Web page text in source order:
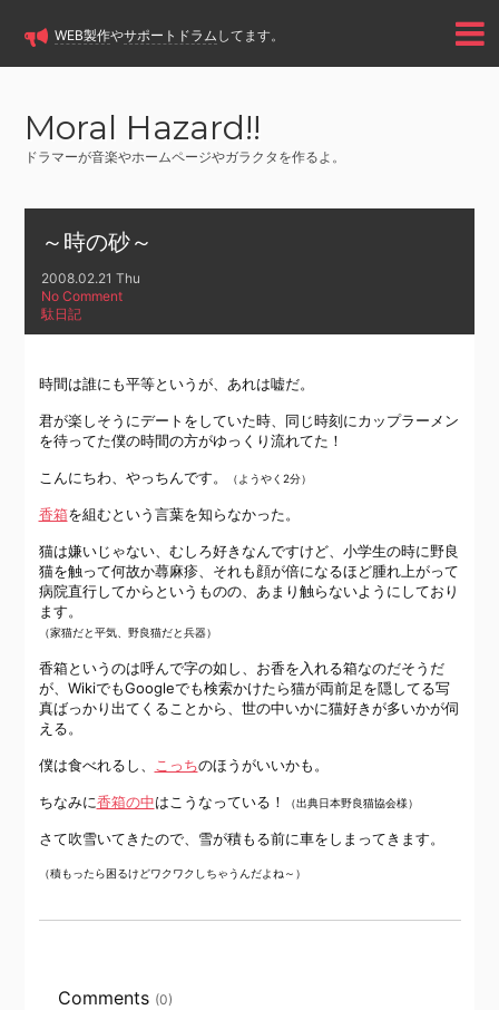
WEB製作やサポートドラム してます。
Moral Hazard!!
ドラマーが音楽やホームページやガラクタを作るよ。
～時の砂～
2008.02.21 Thu
No Comment
駄日記
時間は誰にも平等というが、あれは嘘だ。
君が楽しそうにデートをしていた時、同じ時刻にカップラーメン
を待ってた僕の時間の方がゆっくり流れてた！
こんにちわ、やっちんです。 （ようやく2分）
香箱を組むという言葉を知らなかった。
猫は嫌いじゃない、むしろ好きなんですけど、小学生の時に野良
猫を触って何故か蕁麻疹、それも顔が倍になるほど腫れ上がって
病院直行してからというものの、あまり触らないようにしており
ます。
（家猫だと平気、野良猫だと兵器）
香箱というのは呼んで字の如し、お香を入れる箱なのだそうだ
が、WikiでもGoogleでも検索かけたら猫が両前足を隠してる写
真ばっかり出てくることから、世の中いかに猫好きが多いかが伺
える。
僕は食べれるし、 こっちのほうがいいかも。
ちなみに香箱の中はこうなっている！ （出典日本野良猫協会様）
さて吹雪いてきたので、雪が積もる前に車をしまってきます。
（積もったら困るけどワクワクしちゃうんだよね～）
Comments (0)